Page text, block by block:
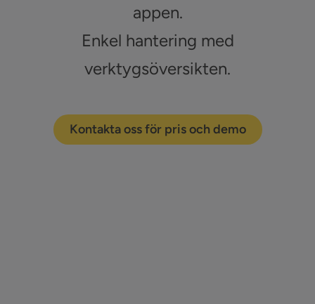
efter:
appen.
Enkel hantering med
verktygsöversikten.
Kontakta oss för pris och demo